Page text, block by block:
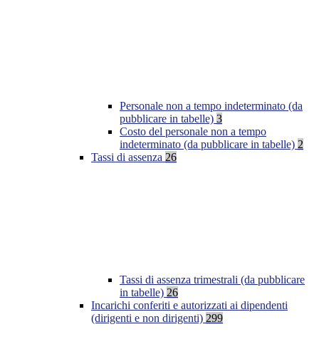
Personale non a tempo indeterminato (da
pubblicare in tabelle) 3
Costo del personale non a tempo
indeterminato (da pubblicare in tabelle) 2
Tassi di assenza 26
Tassi di assenza trimestrali (da pubblicare
in tabelle) 26
Incarichi conferiti e autorizzati ai dipendenti
(dirigenti e non dirigenti) 299